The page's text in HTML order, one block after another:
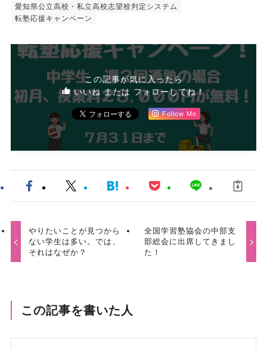
愛知県公立高校・私立高校志望校判定システム
転塾応援キャンペーン
この記事が気に入ったら
いいね または フォローしてね！
Follow Me
やりたいことが見つから
ない学生は多い。では、
それはなぜか？
全国学習塾協会の中部支
部総会に出席してきまし
た！
この記事を書いた人